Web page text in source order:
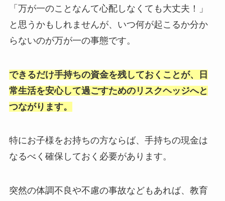
「万が一のことなんて心配しなくても大丈夫！」
と思うかもしれませんが、いつ何が起こるか分か
らないのが万が一の事態です。
できるだけ手持ちの資金を残しておくことが、日
常生活を安心して過ごすためのリスクヘッジへと
つながります。
特にお子様をお持ちの方ならば、手持ちの現金は
なるべく確保しておく必要があります。
突然の体調不良や不慮の事故などもあれば、教育